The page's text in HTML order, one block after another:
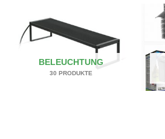
BELEUCHTUNG
30 PRODUKTE